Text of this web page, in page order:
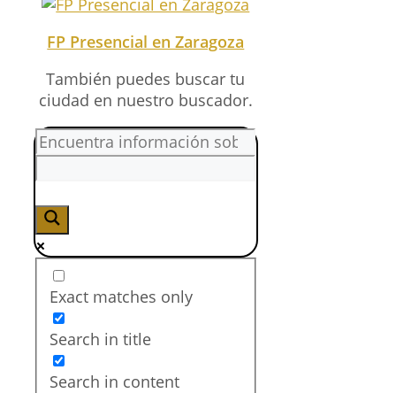
FP Presencial en Zaragoza
También puedes buscar tu
ciudad en nuestro buscador.
Exact matches only
Search in title
Search in content